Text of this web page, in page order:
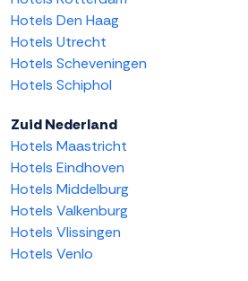
Hotels Den Haag
Hotels Utrecht
Hotels Scheveningen
Hotels Schiphol
Zuid Nederland
Hotels Maastricht
Hotels Eindhoven
Hotels Middelburg
Hotels Valkenburg
Hotels Vlissingen
Hotels Venlo